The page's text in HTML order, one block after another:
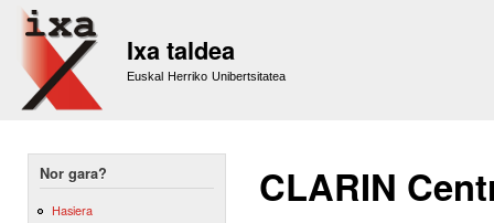
Ixa taldea
Euskal Herriko Unibertsitatea
Nor gara?
Hasiera
CLARIN